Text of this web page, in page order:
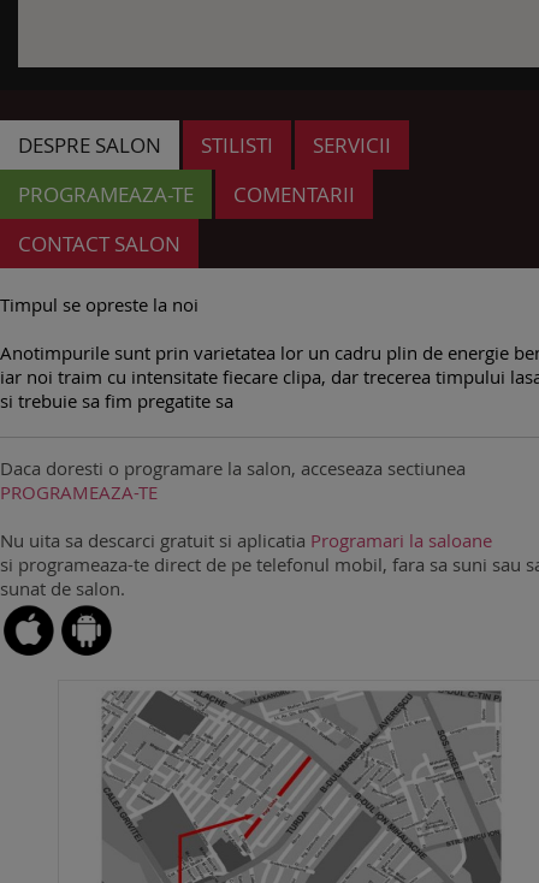
DESPRE SALON STILISTI
SERVICII
PROGRAMEAZA-TE
COMENTARII
CONTACT SALON
Timpul se opreste la noi
Anotimpurile sunt prin varietatea lor un cadru plin de energie
iar noi traim cu intensitate fiecare clipa, dar trecerea timpului
si trebuie sa fim pregatite sa
Daca doresti o programare la salon, acceseaza sectiunea
PROGRAMEAZA-TE
Nu uita sa descarci gratuit si aplicatia Programari la saloane
si programeaza-te direct de pe telefonul mobil, fara sa suni sau
sunat de salon.